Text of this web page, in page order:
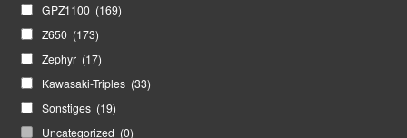
GPZ1100 (169)
Z650 (173)
Zephyr (17)
Kawasaki-Triples (33)
Sonstiges (19)
Uncategorized (0)